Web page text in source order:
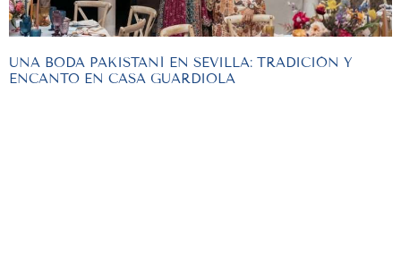
UNA BODA PAKISTANÍ EN SEVILLA: TRADICIÓN Y
ENCANTO EN CASA GUARDIOLA